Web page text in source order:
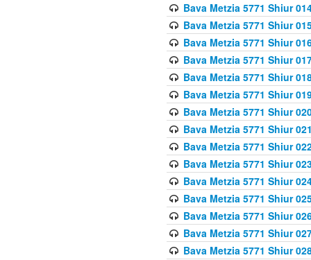
Bava Metzia 5771 Shiur
Bava Metzia 5771 Shiur
Bava Metzia 5771 Shiur
Bava Metzia 5771 Shiur
Bava Metzia 5771 Shiur
Bava Metzia 5771 Shiur
Bava Metzia 5771 Shiur
Bava Metzia 5771 Shiur
Bava Metzia 5771 Shiur
Bava Metzia 5771 Shiur
Bava Metzia 5771 Shiur
Bava Metzia 5771 Shiur
Bava Metzia 5771 Shiur
Bava Metzia 5771 Shiur
Bava Metzia 5771 Shiur